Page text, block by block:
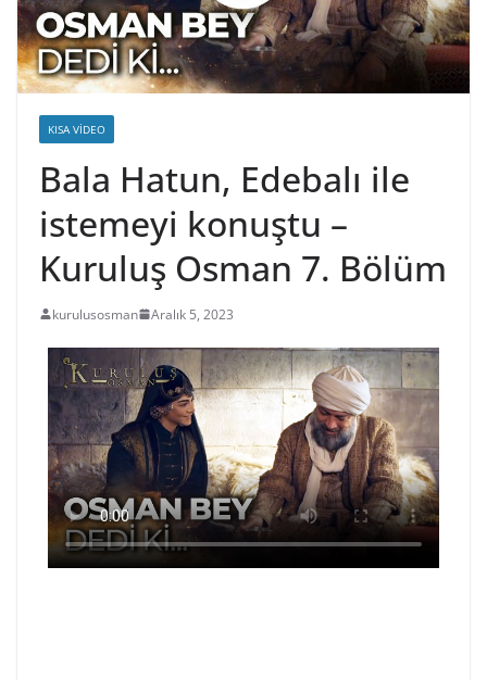
KISA VIDEO
Bala Hatun, Edebalı ile
istemeyi konuştu –
Kuruluş Osman 7. Bölüm
kurulusosman Aralık 5, 2023